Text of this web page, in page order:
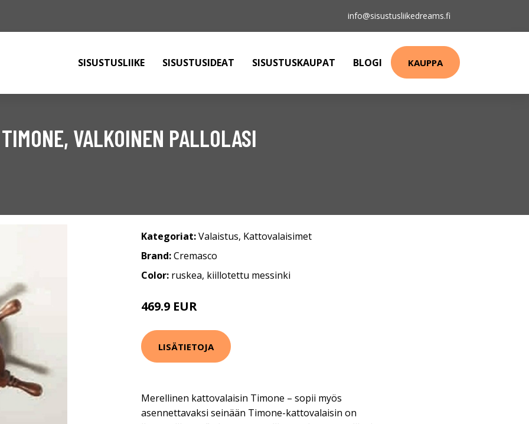
info@sisustusliikedreams.fi
SISUSTUSLIIKE SISUSTUSIDEAT SISUSTUSKAUPAT BLOGI KAUPPA
VALKOINEN PALLOLASI
Kategoriat:Valaistus, Kattovalaisimet
Brand:Cremasco
Color: ruskea, kiillotettu messinki
469.9 EUR
LISÄTIETOJA
Merellinen kattovalaisin Timone – sopii myös
asennettavaksi seinään Timone-kattovalaisin on